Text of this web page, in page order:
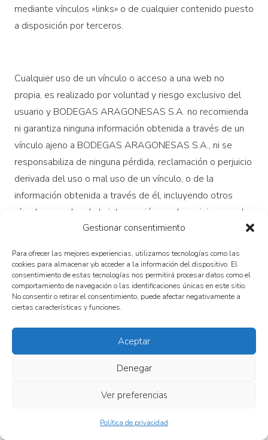
Gestionar consentimiento
Para ofrecer las mejores experiencias, utilizamos tecnologías como las
cookies para almacenar y/o acceder a la información del dispositivo. El
consentimiento de estas tecnologías nos permitirá procesar datos como el
comportamiento de navegación o las identificaciones únicas en este sitio.
No consentir o retirar el consentimiento, puede afectar negativamente a
ciertas características y funciones.
Aceptar
Denegar
Ver preferencias
Política de privacidad
mediante vínculos «links» o de cualquier contenido puesto
a disposición por terceros.
Cualquier uso de un vínculo o acceso a una web no
propia, es realizado por voluntad y riesgo exclusivo del
usuario y BODEGAS ARAGONESAS S.A. no recomienda
ni garantiza ninguna información obtenida a través de un
vínculo ajeno a BODEGAS ARAGONESAS S.A., ni se
responsabiliza de ninguna pérdida, reclamación o perjuicio
derivada del uso o mal uso de un vínculo, o de la
información obtenida a través de él, incluyendo otros
vínculos o webs, de la interrupción en el servicio o en el
acceso, o del intento de usar o usar mal un vínculo, tanto
como al acceder a la información de otras webs desde la
Web de BODEGAS ARAGONESAS S.A..
9. RENUNCIA Y LIMITACIÓN DE LA
La información y servicios incluidos o disponibles a través
de las páginas web pueden incluir incorrecciones o
cambios a la información contenida. BODEGAS